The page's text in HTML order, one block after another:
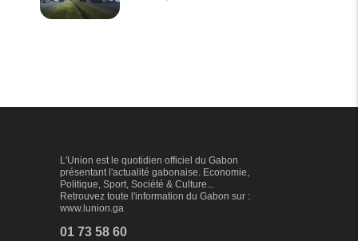
L'Union est le quotidien officiel du Gabon
présentant l'actualité gabonaise. Economie,
Politique, Sport, Société & Culture...
Retrouvez toute l'information du Gabon sur :
www.lunion.ga
01 73 58 60